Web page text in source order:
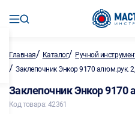
Главная/ Каталог/ Ручной
/ Заклепочник Энкор 9170 алюм.рук.
Заклепочник Энкор
Код товара: 42361